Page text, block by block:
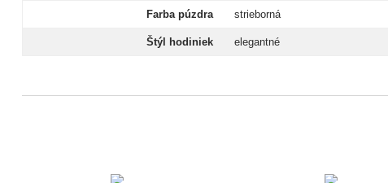
Farba púzdra strieborná
Štýl hodiniek elegantné